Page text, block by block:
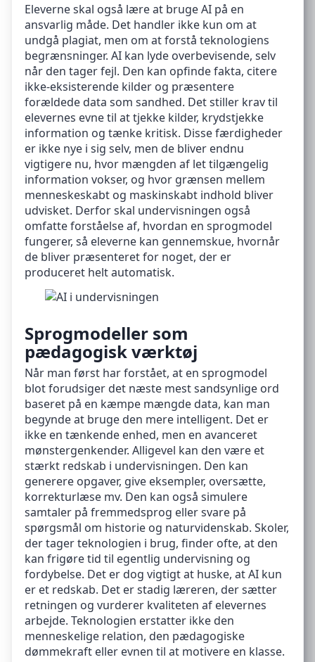
Eleverne skal også lære at bruge AI på en
ansvarlig måde. Det handler ikke kun om at
undgå plagiat, men om at forstå teknologiens
begrænsninger. AI kan lyde overbevisende, selv
når den tager fejl. Den kan opfinde fakta, citere
ikke-eksisterende kilder og præsentere
forældede data som sandhed. Det stiller krav til
elevernes evne til at tjekke kilder, krydstjekke
information og tænke kritisk. Disse færdigheder
er ikke nye i sig selv, men de bliver endnu
vigtigere nu, hvor mængden af let tilgængelig
information vokser, og hvor grænsen mellem
menneskeskabt og maskinskabt indhold bliver
udvisket. Derfor skal undervisningen også
omfatte forståelse af, hvordan en sprogmodel
fungerer, så eleverne kan gennemskue, hvornår
de bliver præsenteret for noget, der er
produceret helt automatisk.
Sprogmodeller som
pædagogisk værktøj
Når man først har forstået, at en sprogmodel
blot forudsiger det næste mest sandsynlige ord
baseret på en kæmpe mængde data, kan man
begynde at bruge den mere intelligent. Det er
ikke en tænkende enhed, men en avanceret
mønstergenkender. Alligevel kan den være et
stærkt redskab i undervisningen. Den kan
generere opgaver, give eksempler, oversætte,
korrekturlæse mv. Den kan også simulere
samtaler på fremmedsprog eller svare på
spørgsmål om historie og naturvidenskab. Skoler,
der tager teknologien i brug, finder ofte, at den
kan frigøre tid til egentlig undervisning og
fordybelse. Det er dog vigtigt at huske, at AI kun
er et redskab. Det er stadig læreren, der sætter
retningen og vurderer kvaliteten af elevernes
arbejde. Teknologien erstatter ikke den
menneskelige relation, den pædagogiske
dømmekraft eller evnen til at motivere en klasse.